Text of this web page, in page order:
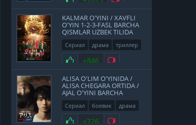
KALMAR O'YINI / XAVFLI
O'YIN 1-2-3-FASL BARCHA
QISMLAR UZBEK TILIDA
Сериал драма
триллер
2021
Нравится
+846 Не нравится
ALISA O'LIM O'YINIDA /
ALISA CHEGARA ORTIDA /
AJAL O'YINI BARCHA
QISMLAR UZBEK TILIDA
Сериал боевик
драма
фантастика
Япония
Нравится
+726 Не нравится